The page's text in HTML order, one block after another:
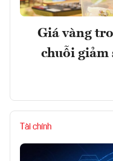
Giá vàng
chuỗi giảm
Tài chính